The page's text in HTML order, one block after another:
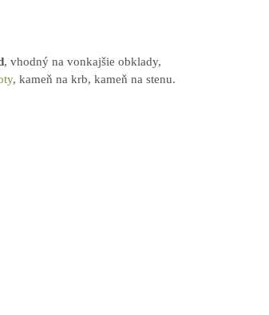
, vhodný na vonkajšie obklady,
, kameň na krb, kameň na stenu.